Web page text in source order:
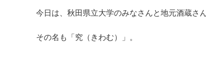
今日は、秋田県立大学のみなさんと地元酒蔵さ
その名も「究（きわむ）」。